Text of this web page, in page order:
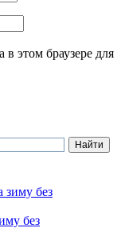
этом браузере для
без